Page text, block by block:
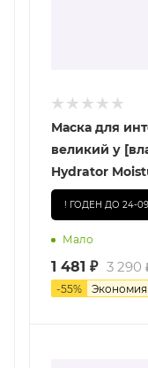
Маска для
великий у
Hydrator
! ГОДЕН ДО 24-
Мало
1 481 ₽ 3 290
-55% Экономия